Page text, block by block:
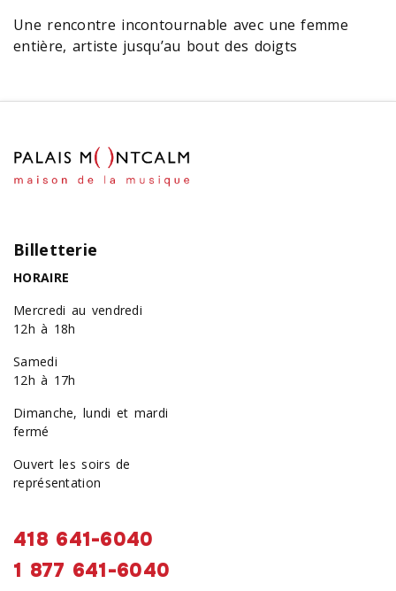
Une rencontre incontournable avec une femme
entière, artiste jusqu’au bout des doigts
Billetterie
HORAIRE
Mercredi au vendredi
12h à 18h
Samedi
12h à 17h
Dimanche, lundi et mardi
fermé
Ouvert les soirs de
représentation
418 641-6040
1 877 641-6040